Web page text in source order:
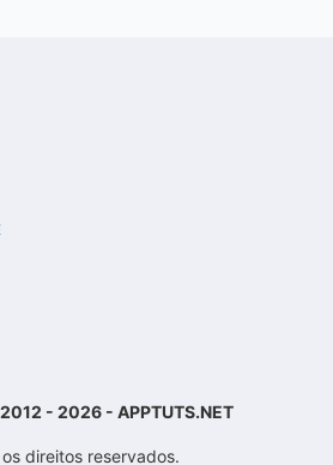
- 2026 - APPTUTS.NET
direitos reservados.